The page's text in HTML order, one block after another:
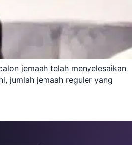
jemaah telah menyelesaikan
jumlah jemaah reguler yang